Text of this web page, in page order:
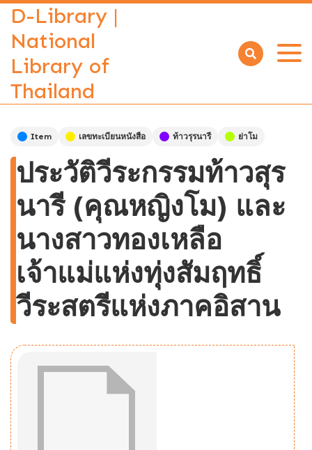
D-Library |
National
Library of
Thailand
Open
Item เลขทะเบียนหนังสือ ท้าวรุรนารี ย่าโม
ประวัติวีระกรรมท้าวสุร
นารี (คุณหญิงโม) และ
นางสาวทองเหลือ
เจ้าแม่แห่งทุ่งสัมฤทธิ์
วีระสตรีแห่งภาคอิสาน